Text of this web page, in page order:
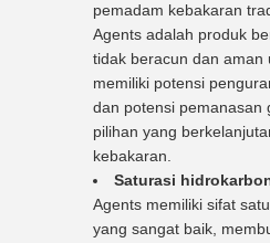
pemadam kebakaran
Agents adalah produk
tidak beracun dan aman
memiliki potensi
dan potensi pemanasan
pilihan yang
kebakaran.
Saturasi
Agents memiliki sifat
yang sangat baik,